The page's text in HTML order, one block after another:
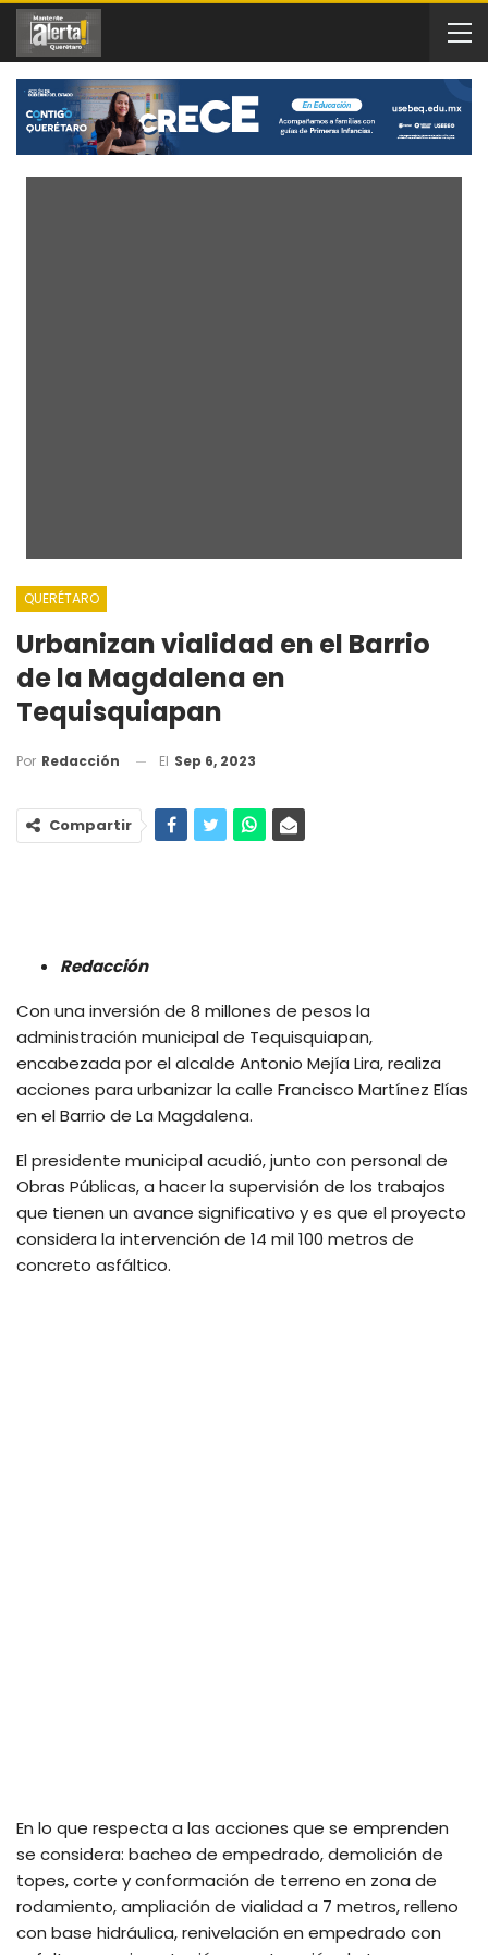
QUERÉTARO
Urbanizan vialidad en el Barrio
de la Magdalena en
Tequisquiapan
Por Redacción El Sep 6, 2023
Compartir
Redacción
Con una inversión de 8 millones de pesos la
administración municipal de Tequisquiapan,
encabezada por el alcalde Antonio Mejía Lira, realiza
acciones para urbanizar la calle Francisco Martínez Elías
en el Barrio de La Magdalena.
El presidente municipal acudió, junto con personal de
Obras Públicas, a hacer la supervisión de los trabajos
que tienen un avance significativo y es que el proyecto
considera la intervención de 14 mil 100 metros de
concreto asfáltico.
En lo que respecta a las acciones que se emprenden
se considera: bacheo de empedrado, demolición de
topes, corte y conformación de terreno en zona de
rodamiento, ampliación de vialidad a 7 metros, relleno
con base hidráulica, renivelación en empedrado con